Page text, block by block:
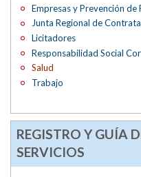
Empresas y Prevención de
Junta Regional de
Licitadores
Responsabilidad Social
Salud
Trabajo
REGISTRO Y GUÍA
SERVICIOS